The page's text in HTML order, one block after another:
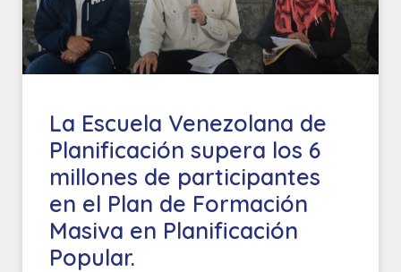
La Escuela Venezolana de
Planificación supera los 6
millones de participantes
en el Plan de Formación
Masiva en Planificación
Popular.